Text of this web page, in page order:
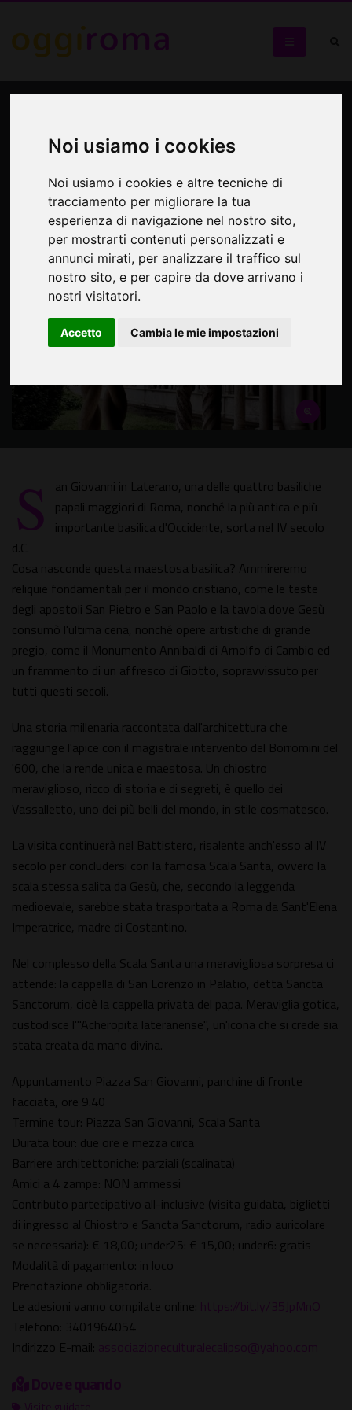
Noi usiamo i cookies
Noi usiamo i cookies e altre tecniche di
tracciamento per migliorare la tua
esperienza di navigazione nel nostro sito,
per mostrarti contenuti personalizzati e
annunci mirati, per analizzare il traffico sul
nostro sito, e per capire da dove arrivano i
nostri visitatori.
Accetto Cambia le mie impostazioni
I segreti di San Giovanni
Visita alla prima Basilica della Cristianità al chiostro, al
S
an Giovanni in Laterano, una delle quattro basiliche
papali maggiori di Roma, nonché la più antica e più
importante basilica d'Occidente, sorta nel IV secolo
d.C.
Cosa nasconde questa maestosa basilica? Ammireremo
reliquie fondamentali per il mondo cristiano, come le teste
degli apostoli San Pietro e San Paolo e la tavola dove Gesù
consumò l'ultima cena, nonché opere artistiche di grande
pregio, come il Monumento Annibaldi di Arnolfo di Cambio ed
un frammento di un affresco di Giotto, sopravvissuto per
tutti questi secoli.
Una storia millenaria raccontata dall'architettura che
raggiunge l'apice con il magistrale intervento del Borromini del
'600, che la rende unica e maestosa. Un chiostro
meraviglioso, ricco di storia e di segreti, è quello dei
Vassalletto, uno dei più belli del mondo, in stile cosmatesco.
La visita continuerà nel Battistero, risalente anch'esso al IV
secolo per concludersi con la famosa Scala Santa, ovvero la
scala stessa salita da Gesù, che, secondo la leggenda
medioevale, sarebbe stata trasportata a Roma da Sant'Elena
Imperatrice, madre di Costantino.
Nel complesso della Scala Santa una meravigliosa sorpresa ci
attende: la cappella di San Lorenzo in Palatio, detta Sancta
Sanctorum, cioè la cappella privata del papa. Meraviglia gotica,
custodisce l'"Acheropita lateranense", un'icona che si crede sia
stata creata da mano divina.
Appuntamento Piazza San Giovanni, panchine di fronte
facciata, ore 9.40
Termine tour: Piazza San Giovanni, Scala Santa
Durata tour: due ore e mezza circa
Barriere architettoniche: parziali (scalinata)
Amici a 4 zampe: NON ammessi
Contributo partecipativo all-inclusive (visita guidata, biglietti
di ingresso al Chiostro e Sancta Sanctorum, radio auricolare
se necessaria): € 18,00; under25: € 15,00; under6: gratis
Modalità di pagamento: in loco
Prenotazione obbligatoria.
Le adesioni vanno compilate online: https://bit.ly/35JpMnO
Telefono: 3401964054
Indirizzo E-mail: associazioneculturalecalipso@yahoo.com
Dove e quando